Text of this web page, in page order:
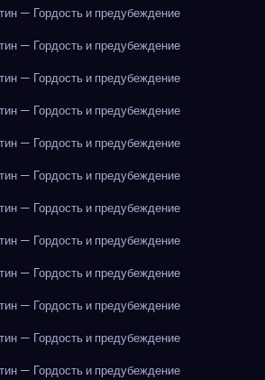
— Гордость и предубеждение
— Гордость и предубеждение
— Гордость и предубеждение
— Гордость и предубеждение
— Гордость и предубеждение
— Гордость и предубеждение
— Гордость и предубеждение
— Гордость и предубеждение
— Гордость и предубеждение
— Гордость и предубеждение
— Гордость и предубеждение
— Гордость и предубеждение